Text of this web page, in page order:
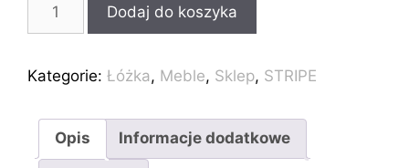
Industrialne
loft
160x200cm
Dodaj do koszyka
Kategorie: Łóżka, Meble, Sklep, STRIPE
Opis Informacje dodatkowe